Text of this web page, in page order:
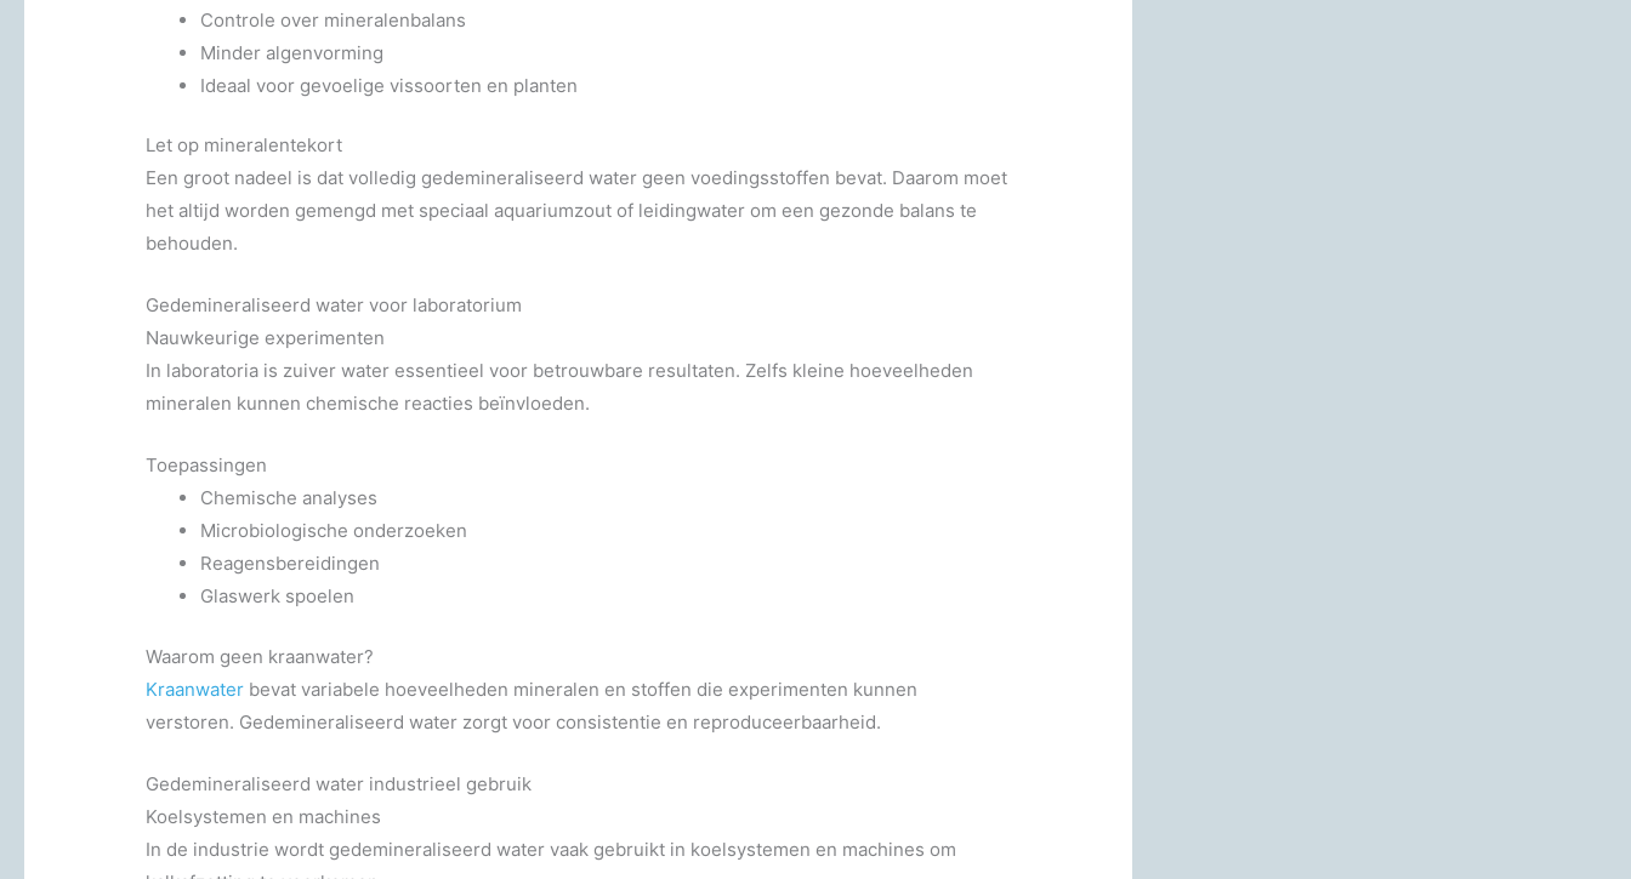
Controle over mineralenbalans
Minder algenvorming
Ideaal voor gevoelige vissoorten en planten
Let op mineralentekort
Een groot nadeel is dat volledig gedemineraliseerd water geen voedingsstoffen bevat. Daarom moet
het altijd worden gemengd met speciaal aquariumzout of leidingwater om een gezonde balans te
behouden.
Gedemineraliseerd water voor laboratorium
Nauwkeurige experimenten
In laboratoria is zuiver water essentieel voor betrouwbare resultaten. Zelfs kleine hoeveelheden
mineralen kunnen chemische reacties beïnvloeden.
Toepassingen
Chemische analyses
Microbiologische onderzoeken
Reagensbereidingen
Glaswerk spoelen
Waarom geen kraanwater?
Kraanwater bevat variabele hoeveelheden mineralen en stoffen die experimenten kunnen
verstoren. Gedemineraliseerd water zorgt voor consistentie en reproduceerbaarheid.
Gedemineraliseerd water industrieel gebruik
Koelsystemen en machines
In de industrie wordt gedemineraliseerd water vaak gebruikt in koelsystemen en machines om